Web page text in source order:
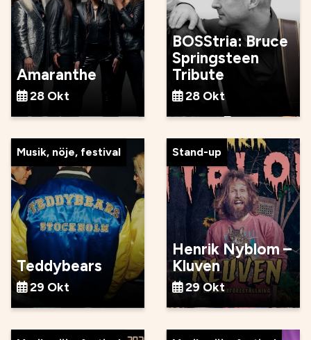
Amaranthe
28 Okt
BOSStria: Bruce
Springsteen
Tribute
28 Okt
Musik, nöje, festival
Teddybears
29 Okt
Stand-up
Henrik Nyblom –
Kluven
29 Okt